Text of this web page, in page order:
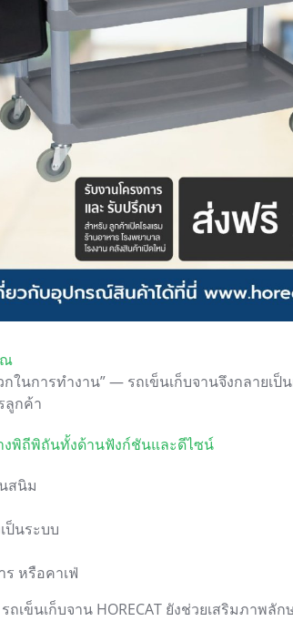
ณ
กในการทำงาน” — รถเข็นเก็บจานจึงกลาย
ลูกค้า
งพิถีพิถันทั้งด้านฟังก์ชันและดีไซน์
สนิม
ป็นระบบ
หรือคาเฟ่
ถเข็นเก็บจาน HORECAT ยังช่วยเสริมภา